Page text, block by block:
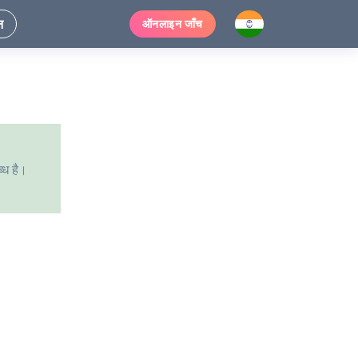
ऑनलाइन जाँच
है।